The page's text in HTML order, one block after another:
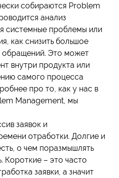
собираются Problem
анализ
системные проблемы или
как снизить большое
обращений. Это может
внутри продукта или
самого процесса
про то, как у нас в
Management, мы
заявок и
отработки. Долгие и
о чем поразмышлять
Короткие – это часто
заявки, а значит